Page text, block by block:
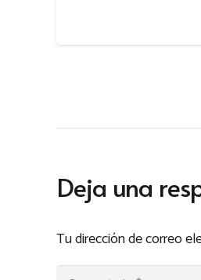
Deja una
Tu dirección de correo